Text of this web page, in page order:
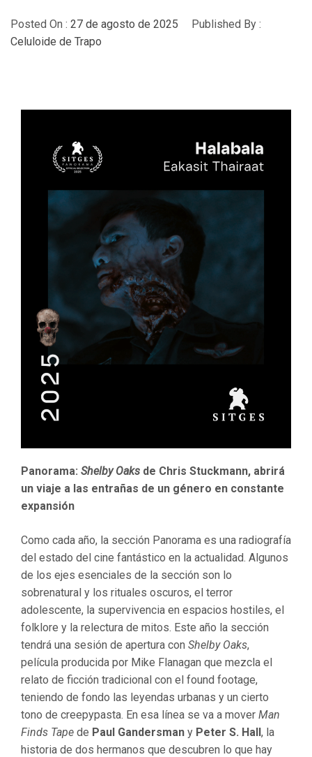
Posted On : 27 de agosto de 2025
Published By :
Celuloide de Trapo
Panorama: Shelby Oaks de Chris Stuckmann, abrirá
un viaje a las entrañas de un género en constante
expansión
Como cada año, la sección Panorama es una radiografía
del estado del cine fantástico en la actualidad. Algunos
de los ejes esenciales de la sección son lo
sobrenatural y los rituales oscuros, el terror
adolescente, la supervivencia en espacios hostiles, el
folklore y la relectura de mitos. Este año la sección
tendrá una sesión de apertura con Shelby Oaks,
película producida por Mike Flanagan que mezcla el
relato de ficción tradicional con el found footage,
teniendo de fondo las leyendas urbanas y un cierto
tono de creepypasta. En esa línea se va a mover Man
Finds Tape de Paul Gandersman y Peter S. Hall, la
historia de dos hermanos que descubren lo que hay